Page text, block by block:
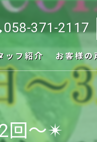
058-371-2117
ッフ紹介 お客様の
回〜✴︎